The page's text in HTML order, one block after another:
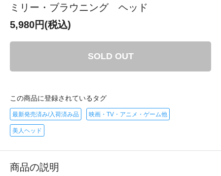
ミリー・ブラウニング ヘッド
5,980円(税込)
SOLD OUT
この商品に登録されているタグ
最新発売済み/入荷済み品 映画・TV・アニメ・ゲーム他
美人ヘッド
商品の説明